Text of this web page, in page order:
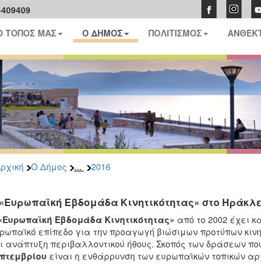
ΤΟΠΟΣ ΜΑΣ Ο ΔΗΜΟΣ ΠΟΛΙΤΙΣΜΟΣ
Ο Δήμος ... 2016
Εβδομάδα Κινητικότητας» στο
Εβδομάδα Κινητικότητας» από το 2002 έχει
επίπεδο για την προαγωγή βιώσιμων προτύπων
ανάπτυξη περιβαλλοντικού ήθους. Σκοπός των δράσεων
είναι η ενθάρρυνση των ευρωπαϊκών τοπικών